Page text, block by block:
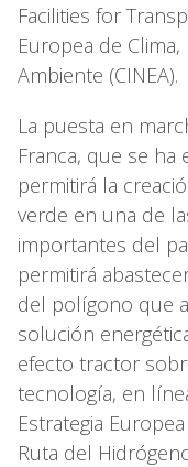
Facilities for
Europea de
Ambiente (CINEA).
La puesta en
Franca, que se
permitirá la
verde en una de
importantes del
permitirá
del polígono que
solución
efecto tractor
tecnología, en
Estrategia
Ruta del